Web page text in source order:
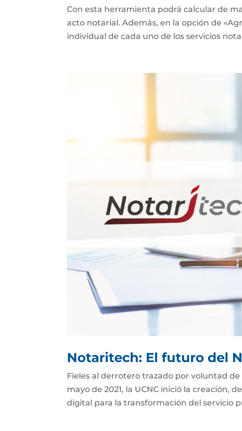
Con esta herramienta podrá calcular de
acto notarial. Además, en la opción de
individual de cada uno de los servicios
Notaritech: El futuro del
Fieles al derrotero trazado por voluntad
mayo de 2021, la UCNC inició la creación,
digital para la transformación del servicio